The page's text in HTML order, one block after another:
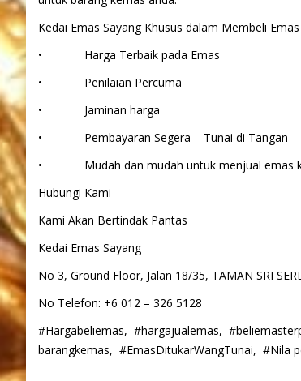
Kedai Emas Sayang Khusus dalam Membeli Emas
• Harga Terbaik pada Emas
• Penilaian Percuma
• Jaminan harga
• Pembayaran Segera – Tunai di Tangan
• Mudah dan mudah untuk menjual emas ke
Hubungi Kami
Kami Akan Bertindak Pantas
Kedai Emas Sayang
No 3, Ground Floor, Jalan 18/35, TAMAN SRI
No Telefon: +6 012 – 326 5128
#Hargabeliemas, #hargajualemas,
barangkemas, #EmasDitukarWangTunai, #Nila